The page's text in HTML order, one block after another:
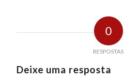
0
RESPOSTAS
Deixe uma resposta